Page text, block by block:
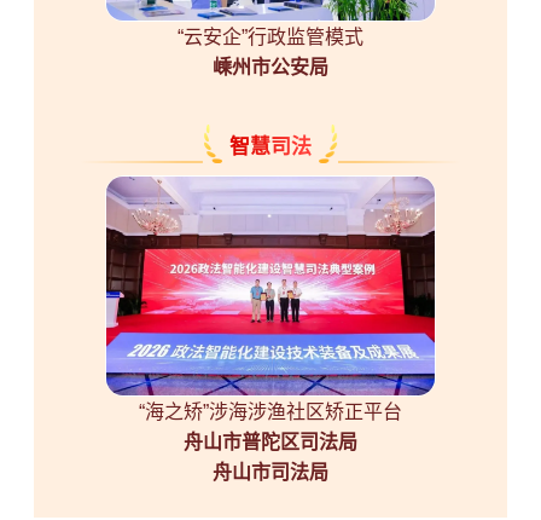
“云安企”行政监管模式
嵊州市公安局
智慧司法
“海之矫”涉海涉渔社区矫正平台
舟山市普陀区司法局
舟山市司法局